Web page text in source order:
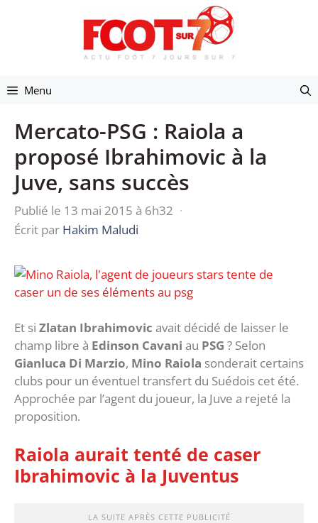
Menu
Mercato-PSG : Raiola a
proposé Ibrahimovic à la
Juve, sans succès
Publié le 13 mai 2015 à 6h32 ·
Écrit par Hakim Maludi
Et si Zlatan Ibrahimovic avait décidé de laisser le
champ libre à Edinson Cavani au PSG ? Selon
Gianluca Di Marzio, Mino Raiola sonderait certains
clubs pour un éventuel transfert du Suédois cet été.
Approchée par l’agent du joueur, la Juve a rejeté la
proposition.
Raiola aurait tenté de caser
Ibrahimovic à la Juventus
LA SUITE APRÈS CETTE PUBLICITÉ